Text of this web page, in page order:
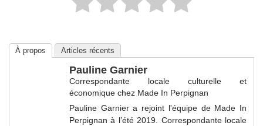
À propos Articles récents
Pauline Garnier
Correspondante locale culturelle et
économique chez Made In Perpignan
Pauline Garnier a rejoint l'équipe de Made In
Perpignan à l’été 2019. Correspondante locale